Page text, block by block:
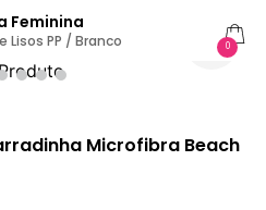
Feminina
Lisos PP / Branco 0
Microfibra Beach